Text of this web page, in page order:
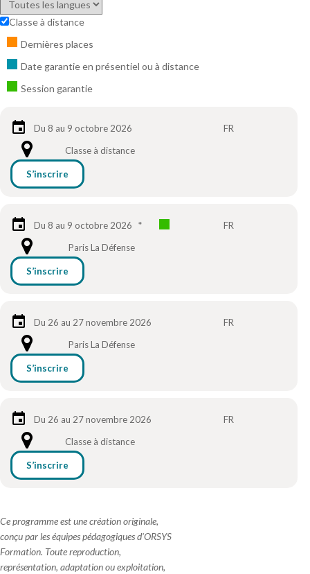
Classe à distance
Dernières places
Date garantie en présentiel ou à distance
Session garantie
Du 8 au 9 octobre 2026
FR
Classe à distance
S’inscrire
Du 8 au 9 octobre 2026 *
FR
Paris La Défense
S’inscrire
Du 26 au 27 novembre 2026
FR
Paris La Défense
S’inscrire
Du 26 au 27 novembre 2026
FR
Classe à distance
S’inscrire
Ce programme est une création originale,
conçu par les équipes pédagogiques d'ORSYS
Formation. Toute reproduction,
représentation, adaptation ou exploitation,